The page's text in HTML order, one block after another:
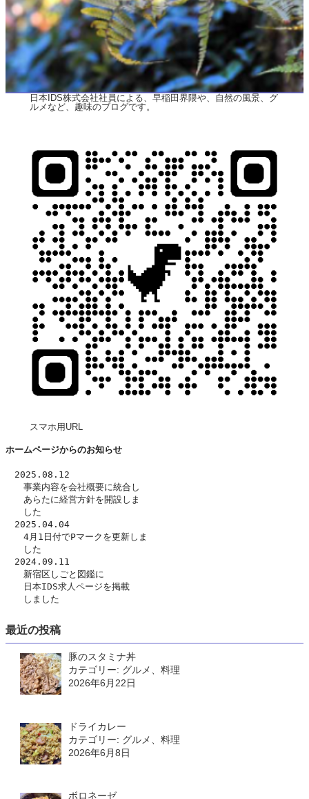
日本IDS株式会社社員による、早稲田界隈や、自然の風景、グ
ルメなど、趣味のブログです。
スマホ用URL
ホームページからのお知らせ
2025.08.12
事業内容を会社概要に統合し
あらたに経営方針を開設しま
した
2025.04.04
4月1日付でPマークを更新しま
した
2024.09.11
新宿区しごと図鑑に
日本IDS求人ページを掲載
しました
最近の投稿
豚のスタミナ丼
カテゴリー: グルメ、料理
2026年6月22日
ドライカレー
カテゴリー: グルメ、料理
2026年6月8日
ボロネーゼ